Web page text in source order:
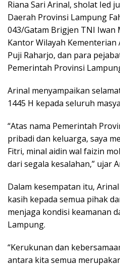
Riana Sari Arinal, sholat Ied
Daerah Provinsi Lampung
043/Gatam Brigjen TNI Iwan
Kantor Wilayah
Puji Raharjo, dan para
Pemerintah Provinsi
Arinal menyampaikan
1445 H kepada seluruh
“Atas nama Pemerintah
pribadi dan keluarga, saya
Fitri, minal aidin wal faizin
dari segala kesalahan,” ujar
Dalam kesempatan itu,
kasih kepada semua pihak
menjaga kondisi keamanan
Lampung.
“Kerukunan dan
antara kita semua